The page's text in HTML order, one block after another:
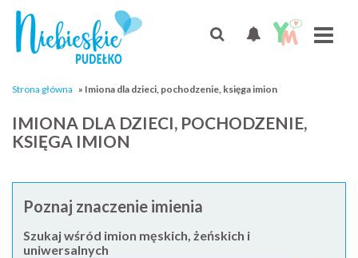
Strona główna » Imiona dla dzieci, pochodzenie, księga imion
IMIONA DLA DZIECI, POCHODZENIE,
KSIĘGA IMION
Poznaj znaczenie imienia
Szukaj wśród imion męskich, żeńskich i
uniwersalnych